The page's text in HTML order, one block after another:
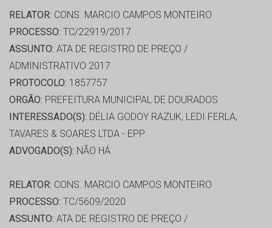
RELATOR: CONS. MARCIO CAMPOS MONTEIRO
PROCESSO: TC/22919/2017
ASSUNTO: ATA DE REGISTRO DE PREÇO /
ADMINISTRATIVO 2017
PROTOCOLO: 1857757
ORGÃO: PREFEITURA MUNICIPAL DE DOURADOS
INTERESSADO(S): DÉLIA GODOY RAZUK, LEDI FERLA,
TAVARES & SOARES LTDA - EPP
ADVOGADO(S): NÃO HÁ
RELATOR: CONS. MARCIO CAMPOS MONTEIRO
PROCESSO: TC/5609/2020
ASSUNTO: ATA DE REGISTRO DE PREÇO /